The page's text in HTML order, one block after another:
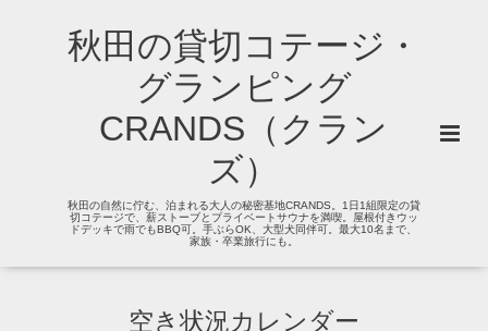
秋田の貸切コテージ・
グランピング
CRANDS（クラン
ズ）
秋田の自然に佇む、泊まれる大人の秘密基地CRANDS。1日1組限定の貸
切コテージで、薪ストーブとプライベートサウナを満喫。屋根付きウッ
ドデッキで雨でもBBQ可。手ぶらOK、大型犬同伴可。最大10名まで、
家族・卒業旅行にも。
空き状況カレンダー